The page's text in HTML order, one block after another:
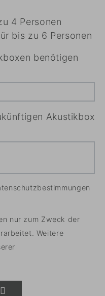
4 Personen
bis zu 6 Personen
benötigen
Akustikbox
nur zum Zweck der
Weitere